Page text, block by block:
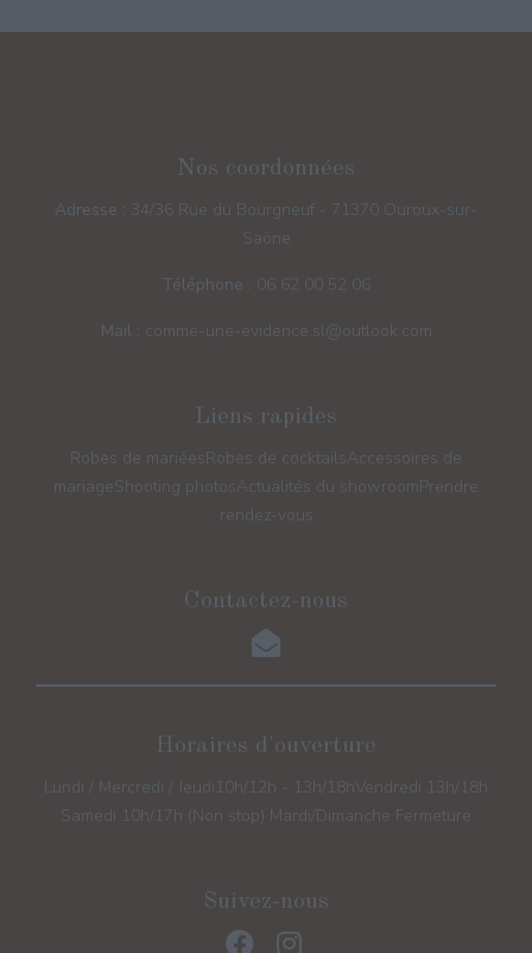
Nos coordonnées
Adresse : 34/36 Rue du Bourgneuf - 71370 Ouroux-sur-
Saône
Téléphone : 06 62 00 52 06
Mail : comme-une-evidence.sl@outlook.com
Liens rapides
Robes de mariéesRobes de cocktailsAccessoires de
mariageShooting photosActualités du showroomPrendre
rendez-vous
Contactez-nous
Horaires d'ouverture
Lundi / Mercredi / Jeudi10h/12h - 13h/18hVendredi 13h/18h
Samedi 10h/17h (Non stop) Mardi/Dimanche Fermeture
Suivez-nous